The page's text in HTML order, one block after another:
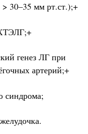
> 30–35 мм рт.ст.);+
генез ЛГ при
артерий;+
синдрома;